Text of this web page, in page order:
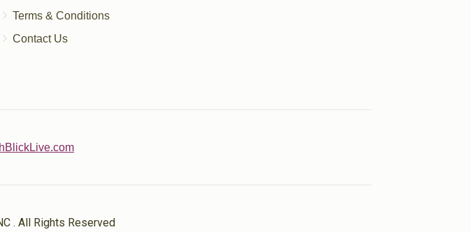
Terms & Conditions
Contact Us
. All Rights Reserved